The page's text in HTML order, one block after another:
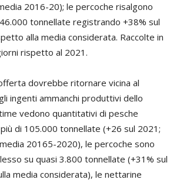
2016-20); le percoche risalgono
tonnellate registrando +38% sul
alla media considerata. Raccolte in
rispetto al 2021.
dovrebbe ritornare vicina al
ingenti ammanchi produttivi dello
vedono quantitativi di pesche
di 105.000 tonnellate (+26 sul 2021;
20165-2020), le percoche sono
su quasi 3.800 tonnellate (+31% sul
media considerata), le nettarine